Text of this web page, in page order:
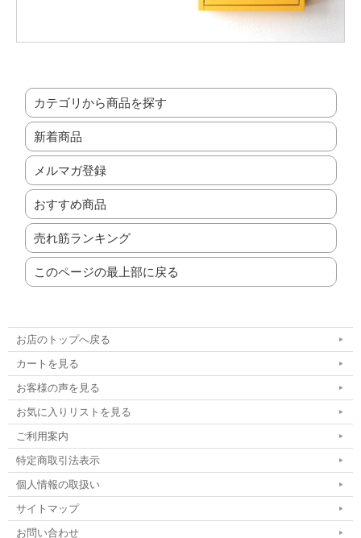
カテゴリから商品を探す
新着商品
メルマガ登録
おすすめ商品
売れ筋ランキング
このページの最上部に戻る
お店のトップへ戻る
カートを見る
お客様の声を見る
お気に入りリストを見る
ご利用案内
特定商取引法表示
個人情報の取扱い
サイトマップ
お問い合わせ